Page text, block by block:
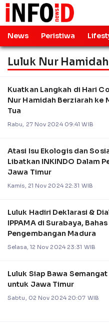
News Peristiwa
Luluk Nur Hamidah
Kuatkan Langkah di Hari
Nur Hamidah Berziarah ke
Tua
Rabu, 27 Nov 2024 09:41 WIB
Atasi Isu Ekologis dan
Libatkan INKINDO Dalam
Jawa Timur
Kamis, 21 Nov 2024 22:31 WIB
Luluk Hadiri Deklarasi &
IPPAMA di Surabaya,
Pengembangan Madura
Selasa, 12 Nov 2024 23:31 WIB
Luluk Siap Bawa
untuk Jawa Timur
Sabtu, 02 Nov 2024 20:07 WIB